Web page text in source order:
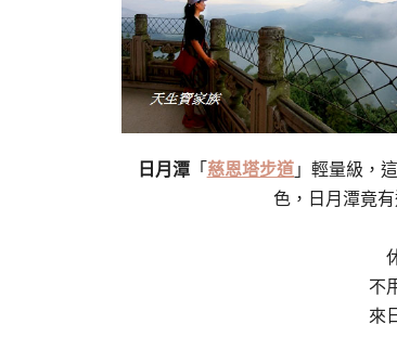
日月潭「 慈恩塔步道」輕量級，
色，日月潭竟
不
來